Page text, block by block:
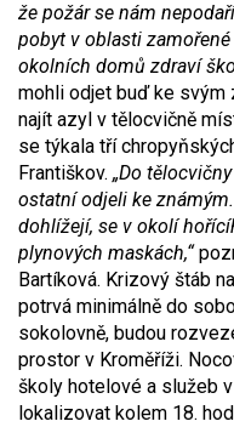
že požár se nám
pobyt v oblasti
okolních domů zdraví
mohli odjet buď ke svým
najít azyl v tělocvičně
se týkala tří
Františkov. „Do
ostatní odjeli ke
dohlížejí, se v okolí
plynových maskách,“
Bartíková. Krizový štáb
potrvá minimálně do
sokolovně, budou
prostor v Kroměříži.
školy hotelové a služeb
lokalizovat kolem 18.